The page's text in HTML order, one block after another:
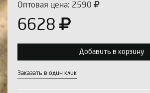
Оптовая цена: 2590
6628
Выберите количество:
Добавить в корзину
Заказать в один клик